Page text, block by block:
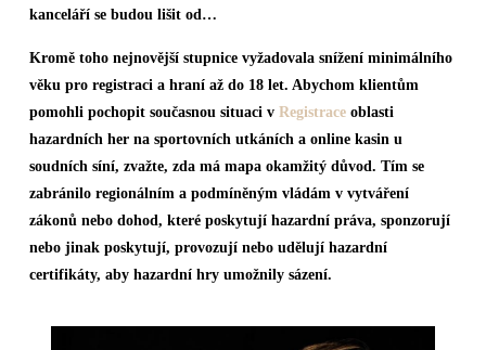
kanceláří se budou lišit od…
Kromě toho nejnovější stupnice vyžadovala snížení minimálního
věku pro registraci a hraní až do 18 let. Abychom klientům
pomohli pochopit současnou situaci v Registraceoblasti
hazardních her na sportovních utkáních a online kasin u
soudních síní, zvažte, zda má mapa okamžitý důvod. Tím se
zabránilo regionálním a podmíněným vládám v vytváření
zákonů nebo dohod, které poskytují hazardní práva, sponzorují
nebo jinak poskytují, provozují nebo udělují hazardní
certifikáty, aby hazardní hry umožnily sázení.